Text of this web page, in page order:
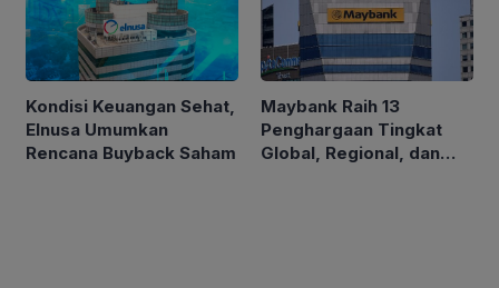
Kondisi Keuangan Sehat,
Elnusa Umumkan
Rencana Buyback Saham
Maybank Raih 13
Penghargaan Tingkat
Global, Regional, dan